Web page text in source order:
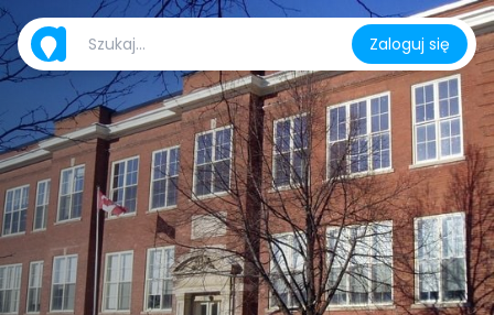
Zaloguj się